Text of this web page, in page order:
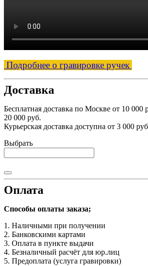
Подробнее о гравировке ручек
Доставка
Бесплатная доставка по Москве от 10 000
20 000 руб.
Курьерская доставка доступна от 3 000
Выбрать
Оплата
Способы оплаты заказа;
1. Наличными при получении
2. Банковскими картами
3. Оплата в пункте выдачи
4. Безналичный расчёт для юр.лиц
5. Предоплата (услуга гравировки)